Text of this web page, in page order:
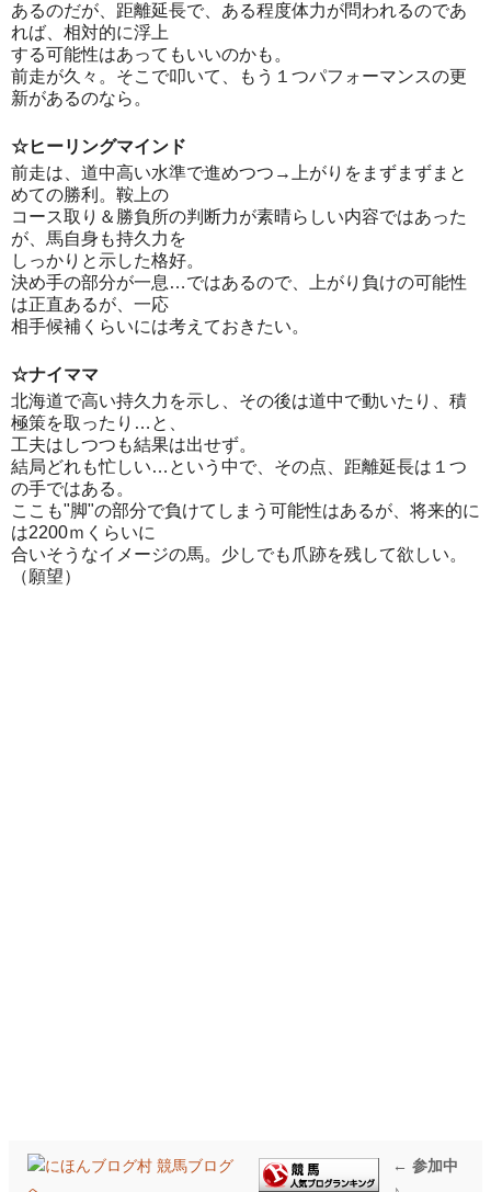
あるのだが、距離延長で、ある程度体力が問われるのであ
れば、相対的に浮上
する可能性はあってもいいのかも。
前走が久々。そこで叩いて、もう１つパフォーマンスの更
新があるのなら。
☆ヒーリングマインド
前走は、道中高い水準で進めつつ→上がりをまずまずまと
めての勝利。鞍上の
コース取り＆勝負所の判断力が素晴らしい内容ではあった
が、馬自身も持久力を
しっかりと示した格好。
決め手の部分が一息…ではあるので、上がり負けの可能性
は正直あるが、一応
相手候補くらいには考えておきたい。
☆ナイママ
北海道で高い持久力を示し、その後は道中で動いたり、積
極策を取ったり…と、
工夫はしつつも結果は出せず。
結局どれも忙しい…という中で、その点、距離延長は１つ
の手ではある。
ここも"脚"の部分で負けてしまう可能性はあるが、将来的に
は2200ｍくらいに
合いそうなイメージの馬。少しでも爪跡を残して欲しい。
（願望）
← 参加中